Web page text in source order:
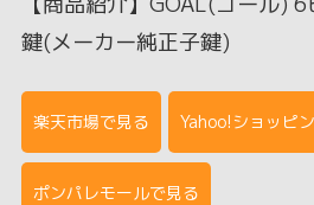
鍵(メーカー純正子鍵)
楽天市場で見る Yahoo!ショッピ
ポンパレモールで見る